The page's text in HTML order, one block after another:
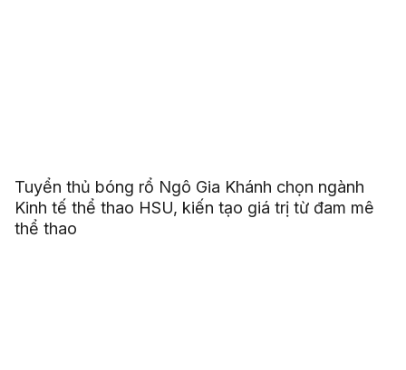
Tuyển thủ bóng rổ Ngô Gia Khánh chọn ngành
Kinh tế thể thao HSU, kiến tạo giá trị từ đam mê
thể thao